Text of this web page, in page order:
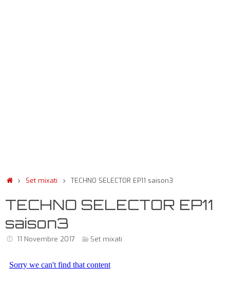
Set mixati TECHNO SELECTOR EP11 saison3
TECHNO SELECTOR EP11
saison3
11 Novembre 2017 Set mixati